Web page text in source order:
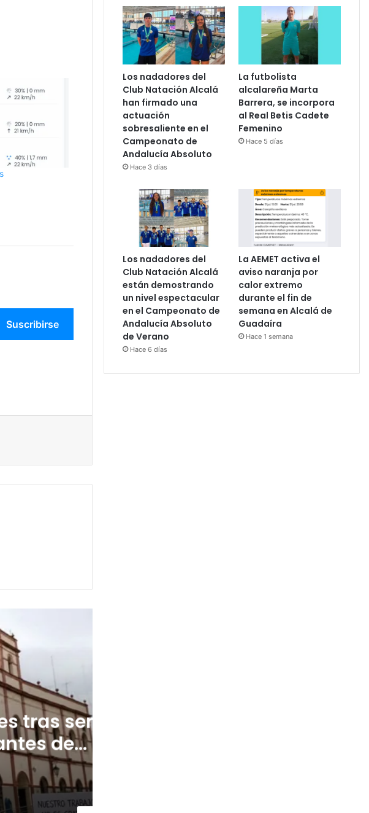
Suscribirse
ser
de
Los nadadores del
Club Natación Alcalá
han firmado una
actuación
sobresaliente en el
Campeonato de
Andalucía Absoluto
Hace 3 días
La futbolista
alcalareña Marta
Barrera, se incorpora
al Real Betis Cadete
Femenino
Hace 5 días
Los nadadores del
Club Natación Alcalá
están demostrando
un nivel espectacular
en el Campeonato de
Andalucía Absoluto
de Verano
Hace 6 días
La AEMET activa el
aviso naranja por
calor extremo
durante el fin de
semana en Alcalá de
Guadaíra
Hace 1 semana